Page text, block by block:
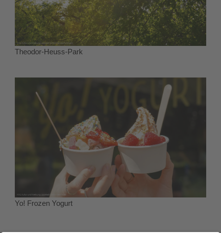
Theodor-Heuss-Park
Yo! Frozen Yogurt